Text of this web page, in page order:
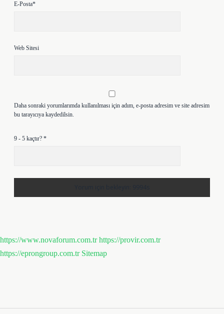
E-Posta*
Web Sitesi
Daha sonraki yorumlarımda kullanılması için adım, e-posta adresim ve site adresim
bu tarayıcıya kaydedilsin.
9 - 5 kaçtır? *
https://www.novaforum.com.tr https://provir.com.tr
https://eprongroup.com.tr Sitemap